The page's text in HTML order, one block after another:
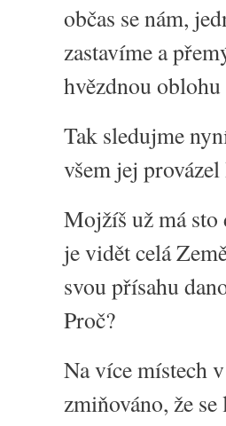
občas se nám,
zastavíme a
hvězdnou oblohu
Tak sledujme
všem jej
Mojžíš už má sto
je vidět celá
svou přísahu
Proč?
Na více místech
zmiňováno, že